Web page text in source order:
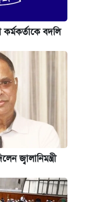
বদলি
জ্বালানিমন্ত্রী